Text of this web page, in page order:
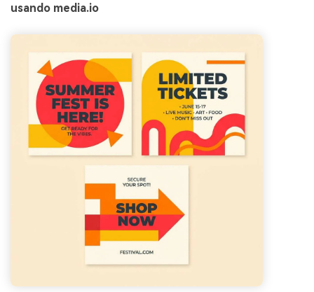
usando media.io